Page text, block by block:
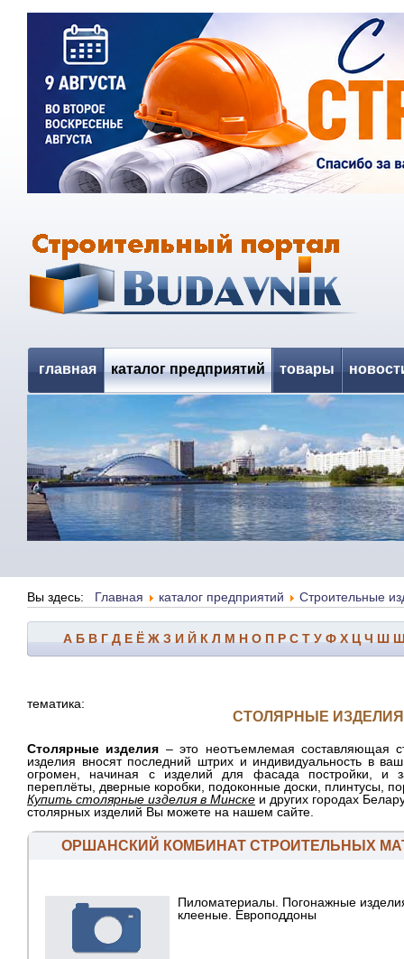
главная каталог предприятий товары
Вы здесь: Главная каталог предприятий Строительные
А Б В Г Д Е Ё Ж З И Й К Л М Н О П Р С Т У Ф Х Ц Ч Ш
тематика:
СТОЛЯРНЫЕ ИЗДЕЛИЯ
Столярные изделия – это неотъемлемая составляющая
изделия вносят последний штрих и индивидуальность в
огромен, начиная с изделий для фасада постройки, и
переплёты, дверные коробки, подоконные доски, плинтусы,
Купить столярные изделия в Минске и других городах
столярных изделий Вы можете на нашем сайте.
ОРШАНСКИЙ КОМБИНАТ СТРОИТЕЛЬНЫХ
Пиломатериалы. Погонажные
клееные. Европоддоны